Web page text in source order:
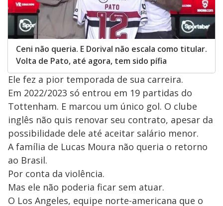
Ceni não queria. E Dorival não escala como titular.
Volta de Pato, até agora, tem sido pífia
Ele fez a pior temporada de sua carreira.
Em 2022/2023 só entrou em 19 partidas do
Tottenham. E marcou um único gol. O clube
inglês não quis renovar seu contrato, apesar da
possibilidade dele até aceitar salário menor.
A família de Lucas Moura não queria o retorno
ao Brasil.
Por conta da violência.
Mas ele não poderia ficar sem atuar.
O Los Angeles, equipe norte-americana que o